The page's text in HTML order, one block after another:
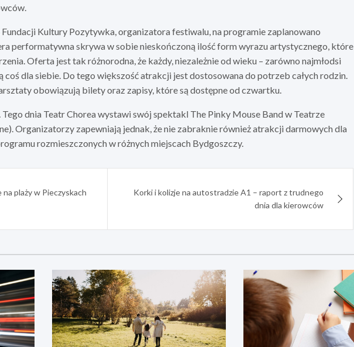
Kultury Pozytywka, organizatora festiwalu, na programie zaplanowano
performatywna skrywa w sobie nieskończoną ilość form wyrazu artystycznego, które
Oferta jest tak różnorodna, że każdy, niezależnie od wieku – zarówno najmłodsi
coś dla siebie. Do tego większość atrakcji jest dostosowana do potrzeb całych rodzin.
obowiązują bilety oraz zapisy, które są dostępne od czwartku.
dnia Teatr Chorea wystawi swój spektakl The Pinky Mouse Band w Teatrze
Organizatorzy zapewniają jednak, że nie zabraknie również atrakcji darmowych dla
rozmieszczonych w różnych miejscach Bydgoszczy.
plaży w Pieczyskach
Korki i kolizje na autostradzie A1 – raport z trudnego
dnia dla kierowców